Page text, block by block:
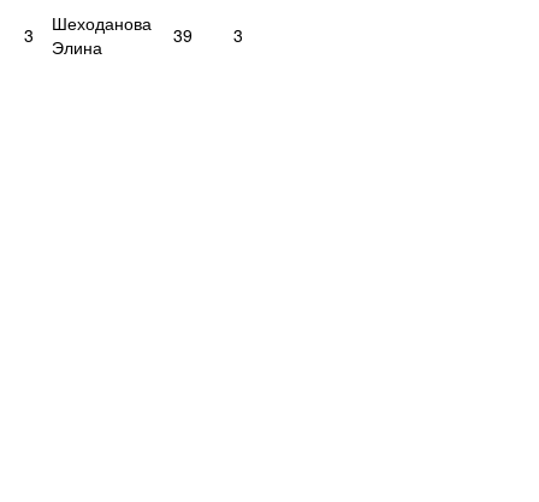
3
Шеходанова
Элина
39 3